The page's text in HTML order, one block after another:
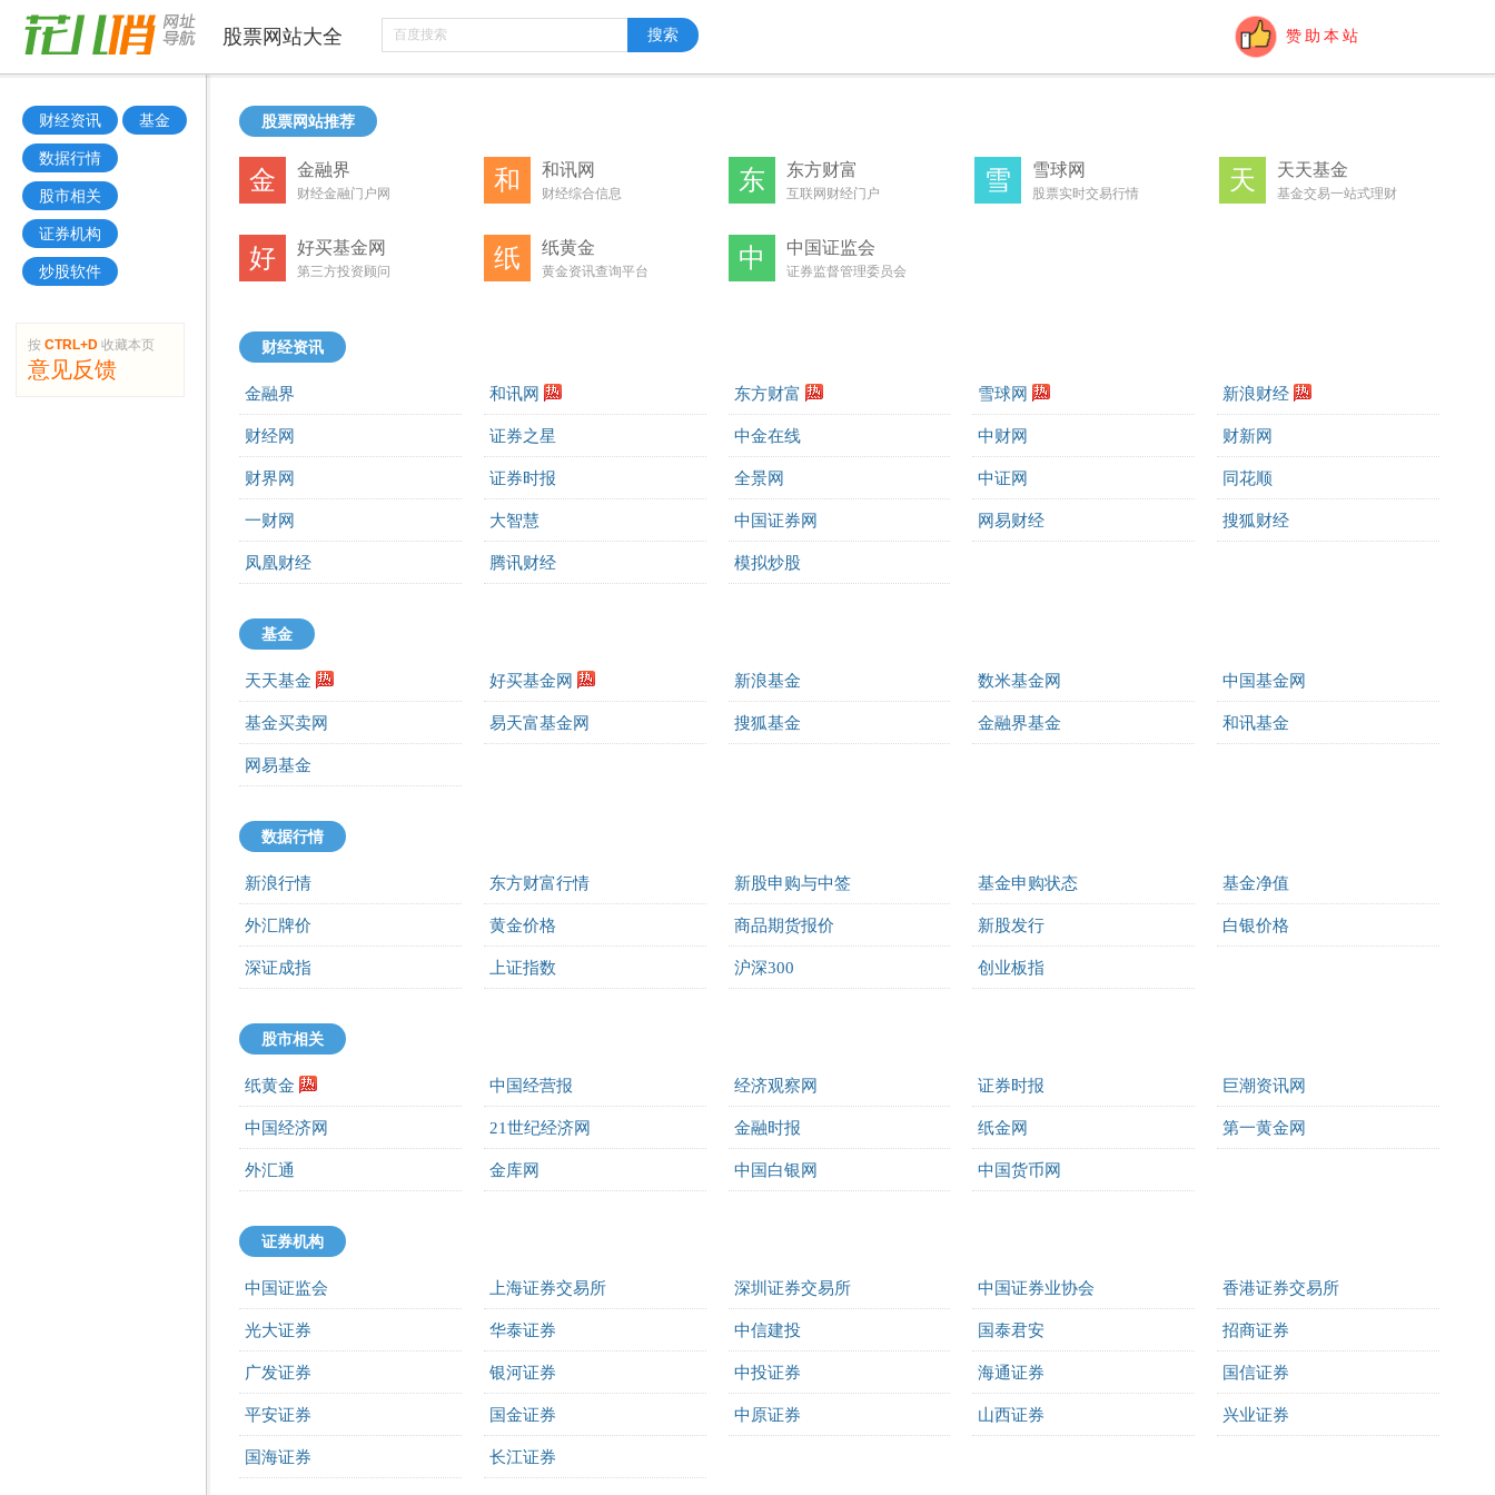
股票网站大全 赞助本站
财经资讯 基金
数据行情
股市相关
证券机构
炒股软件
按 CTRL+D 收藏本页
意见反馈
股票网站推荐
金 金融界
财经金融门户网 和 和讯网
财经综合信息 东 东方财富
互联网财经门户 雪 雪球网
股票实时交易行情 天 天天基金
基金交易一站式理财
好 好买基金网
第三方投资顾问 纸 纸黄金
黄金资讯查询平台 中 中国证监会
证券监督管理委员会
财经资讯
金融界 和讯网 东方财富 雪球网 新浪财经
财经网 证券之星 中金在线 中财网 财新网
财界网 证券时报 全景网 中证网 同花顺
一财网 大智慧 中国证券网 网易财经 搜狐财经
凤凰财经 腾讯财经 模拟炒股
基金
天天基金 好买基金网 新浪基金 数米基金网 中国基金网
基金买卖网 易天富基金网 搜狐基金 金融界基金 和讯基金
网易基金
数据行情
新浪行情 东方财富行情 新股申购与中签 基金申购状态 基金净值
外汇牌价 黄金价格 商品期货报价 新股发行 白银价格
深证成指 上证指数 沪深300 创业板指
股市相关
纸黄金 中国经营报 经济观察网 证券时报 巨潮资讯网
中国经济网 21世纪经济网 金融时报 纸金网 第一黄金网
外汇通 金库网 中国白银网 中国货币网
证券机构
中国证监会 上海证券交易所 深圳证券交易所 中国证券业协会 香港证券交易所
光大证券 华泰证券 中信建投 国泰君安 招商证券
广发证券 银河证券 中投证券 海通证券 国信证券
平安证券 国金证券 中原证券 山西证券 兴业证券
国海证券 长江证券